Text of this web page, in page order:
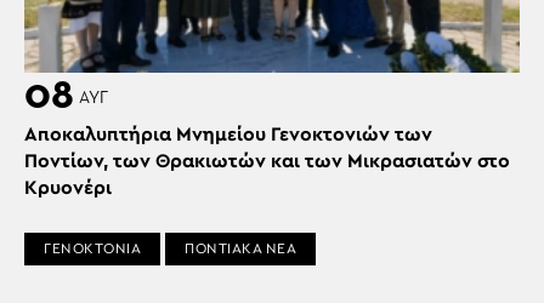
08 ΑΥΓ
Αποκαλυπτήρια Μνημείου Γενοκτονιών των
Ποντίων, των Θρακιωτών και των Μικρασιατών στο
Κρυονέρι
ΓΕΝΟΚΤΟΝΙΑ ΠΟΝΤΙΑΚΑ ΝΕΑ